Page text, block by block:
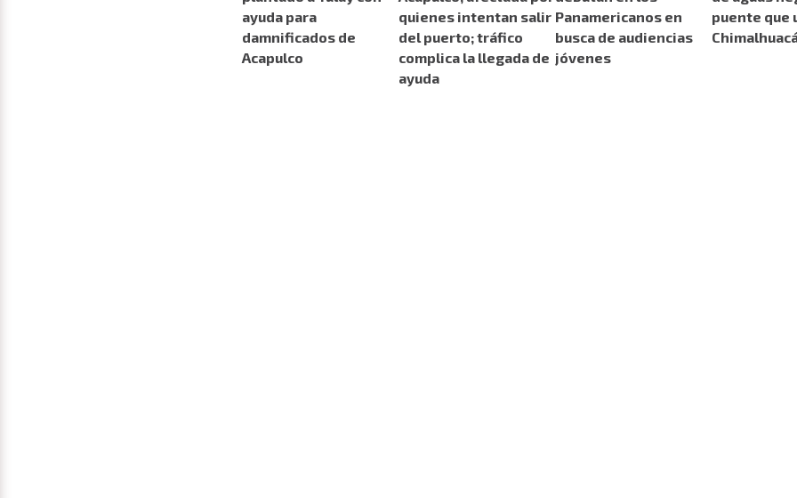
ayuda para
damnificados de
Acapulco
quienes intentan salir
del puerto; tráfico
complica la llegada de
ayuda
Panamericanos en
busca de audiencias
jóvenes
puente que